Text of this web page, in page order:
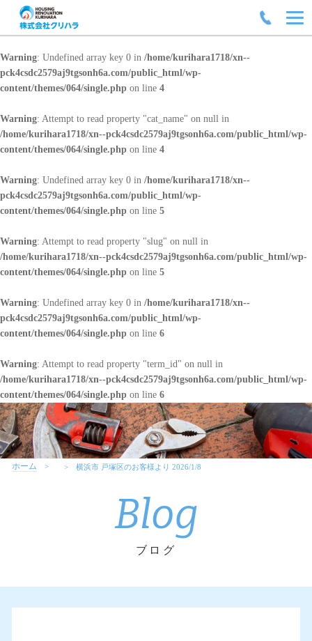
Warning: Undefined array key 0 in /home/kurihara1718/xn--
pck4csdc2579aj9tgsonh6a.com/public_html/wp-
content/themes/064/single.php on line 4
Warning: Attempt to read property "cat_name" on null in
/home/kurihara1718/xn--pck4csdc2579aj9tgsonh6a.com/public_html/wp-
content/themes/064/single.php on line 4
Warning: Undefined array key 0 in /home/kurihara1718/xn--
pck4csdc2579aj9tgsonh6a.com/public_html/wp-
content/themes/064/single.php on line 5
Warning: Attempt to read property "slug" on null in
/home/kurihara1718/xn--pck4csdc2579aj9tgsonh6a.com/public_html/wp-
content/themes/064/single.php on line 5
Warning: Undefined array key 0 in /home/kurihara1718/xn--
pck4csdc2579aj9tgsonh6a.com/public_html/wp-
content/themes/064/single.php on line 6
Warning: Attempt to read property "term_id" on null in
/home/kurihara1718/xn--pck4csdc2579aj9tgsonh6a.com/public_html/wp-
content/themes/064/single.php on line 6
ホーム 横浜市 戸塚区のお客様より 2026/1/8
Blog
ブログ